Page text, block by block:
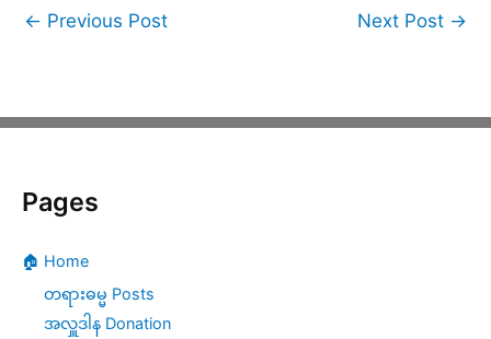
← Previous Post Next Post →
Pages
🏠 Home
တရားဓမ္မ Posts
အလှူဒါန Donation